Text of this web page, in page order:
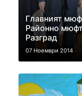
Главният
Районно
Разград
07 Ноември 2014